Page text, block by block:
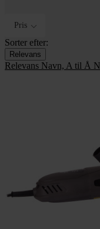
Pris
Sorter efter:
Relevans
Relevans Navn, A til Å